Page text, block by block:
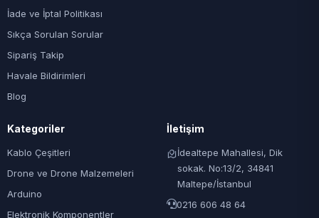
İade ve İptal Politikası
Sıkça Sorulan Sorular
Sipariş Takip
Havale Bildirimleri
Blog
Kategoriler
Kablo Çeşitleri
Drone ve Drone Malzemeleri
Arduino
Elektronik Komponentler
İletişim
İdealtepe Mahallesi, Dik
sokak. No:13/2, 34841
Maltepe/İstanbul
0216 606 48 64